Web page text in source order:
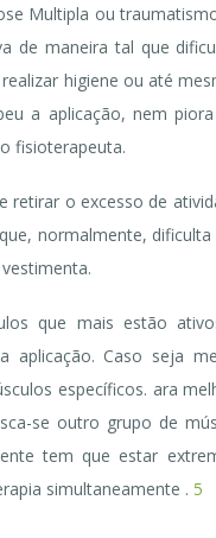
Multipla ou
de maneira tal que
higiene ou até
a aplicação, nem
fisioterapeuta.
retirar o excesso de
normalmente,
que mais estão
aplicação. Caso seja
específicos. ara
se outro grupo de
tem que estar
simultaneamente . 5